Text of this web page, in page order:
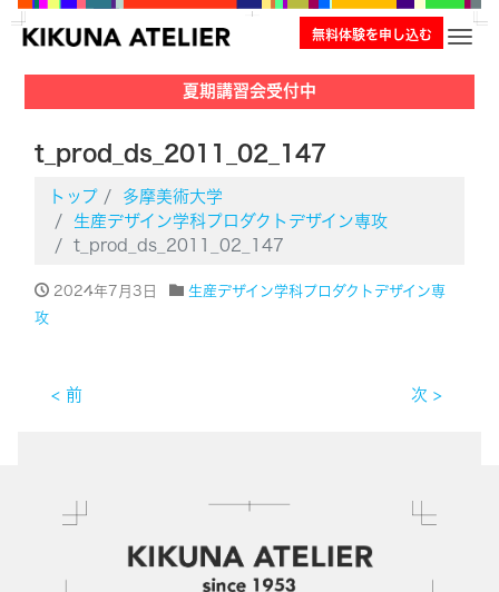
ナビ
無料体験を申し込む
夏期講習会受付中
t_prod_ds_2011_02_147
トップ
多摩美術大学
生産デザイン学科プロダクトデザイン専攻
t_prod_ds_2011_02_147
2024年7月3日
生産デザイン学科プロダクトデザイン専
攻
< 前 次 >